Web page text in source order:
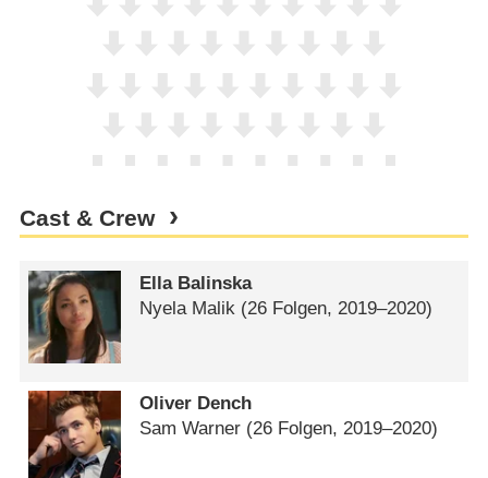
Cast & Crew
Ella Balinska
Nyela Malik (26 Folgen, 2019⁠–⁠2020)
Oliver Dench
Sam Warner (26 Folgen, 2019⁠–⁠2020)